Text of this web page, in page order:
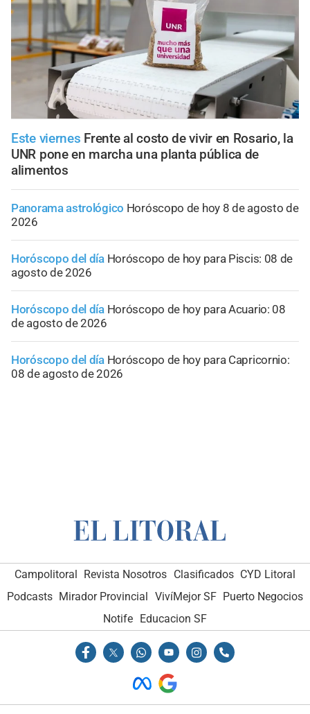
Este viernes Frente al costo de vivir en Rosario, la
UNR pone en marcha una planta pública de
alimentos
Panorama astrológico Horóscopo de hoy 8 de agosto de
2026
Horóscopo del día Horóscopo de hoy para Piscis: 08 de
agosto de 2026
Horóscopo del día Horóscopo de hoy para Acuario: 08
de agosto de 2026
Horóscopo del día Horóscopo de hoy para Capricornio:
08 de agosto de 2026
Campolitoral Revista Nosotros Clasificados CYD Litoral
Podcasts Mirador Provincial VivíMejor SF Puerto Negocios
Notife Educacion SF